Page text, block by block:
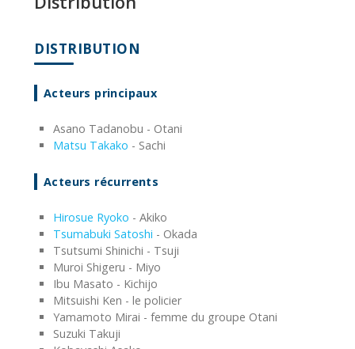
DISTRIBUTION
Acteurs principaux
Asano Tadanobu - Otani
Matsu Takako - Sachi
Acteurs récurrents
Hirosue Ryoko - Akiko
Tsumabuki Satoshi - Okada
Tsutsumi Shinichi - Tsuji
Muroi Shigeru - Miyo
Ibu Masato - Kichijo
Mitsuishi Ken - le policier
Yamamoto Mirai - femme du groupe Otani
Suzuki Takuji